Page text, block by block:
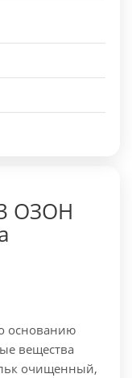
ОЗОН
основанию
вещества
очищенный,